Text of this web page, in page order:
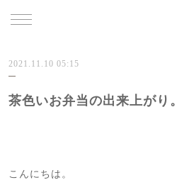
2021.11.10 05:15
茶色いお弁当の出来上がり。
こんにちは。